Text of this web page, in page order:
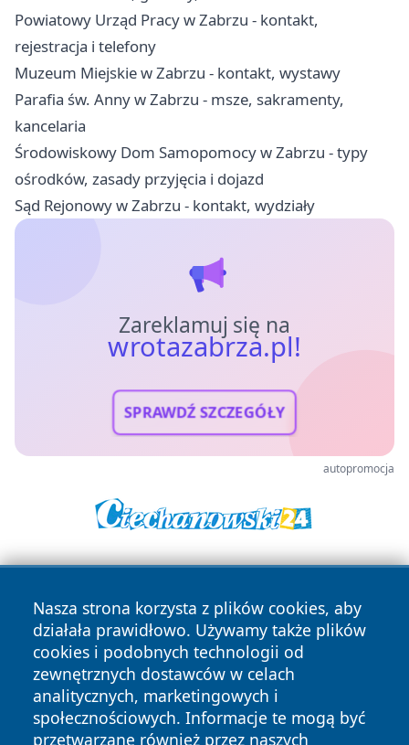
Powiatowy Urząd Pracy w Zabrzu - kontakt,
rejestracja i telefony
Muzeum Miejskie w Zabrzu - kontakt, wystawy
Parafia św. Anny w Zabrzu - msze, sakramenty,
kancelaria
Środowiskowy Dom Samopomocy w Zabrzu - typy
ośrodków, zasady przyjęcia i dojazd
Sąd Rejonowy w Zabrzu - kontakt, wydziały
Zareklamuj się na
wrotazabrza.pl!
SPRAWDŹ SZCZEGÓŁY
autopromocja
Nasza strona korzysta z plików cookies, aby
działała prawidłowo. Używamy także plików
cookies i podobnych technologii od
zewnętrznych dostawców w celach
analitycznych, marketingowych i
społecznościowych. Informacje te mogą być
przetwarzane również przez naszych
Copyright © 2026 wrotazabrza.pl Wszystkie prawa
zastrzeżone.